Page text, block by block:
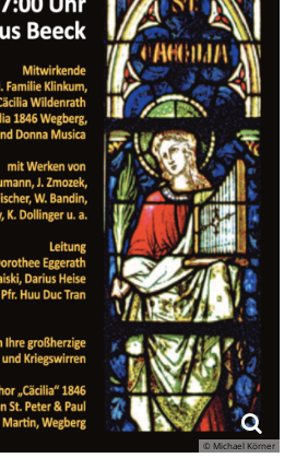
© Michael Körner